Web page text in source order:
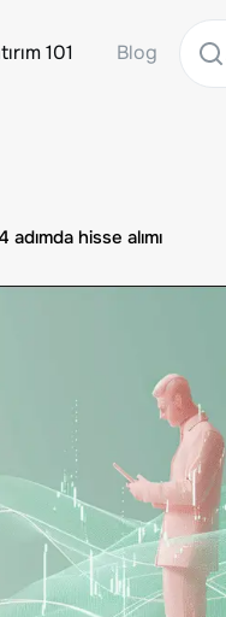
101 Blog
adımda hisse alımı